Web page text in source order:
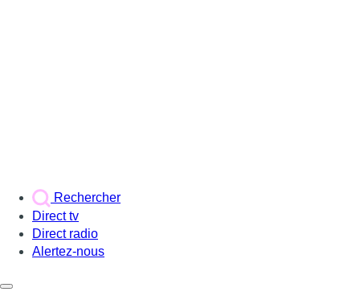
Rechercher
Direct tv
Direct radio
Alertez-nous